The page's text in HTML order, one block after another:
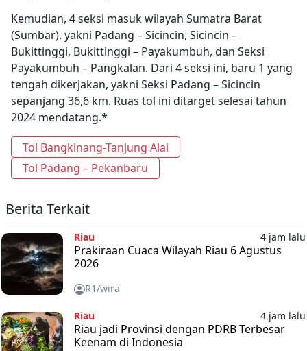
Kemudian, 4 seksi masuk wilayah Sumatra Barat
(Sumbar), yakni Padang – Sicincin, Sicincin –
Bukittinggi, Bukittinggi – Payakumbuh, dan Seksi
Payakumbuh – Pangkalan. Dari 4 seksi ini, baru 1 yang
tengah dikerjakan, yakni Seksi Padang – Sicincin
sepanjang 36,6 km. Ruas tol ini ditarget selesai tahun
2024 mendatang.*
Tol Bangkinang-Tanjung Alai
Tol Padang – Pekanbaru
Berita Terkait
Riau 4 jam lalu
Prakiraan Cuaca Wilayah Riau 6 Agustus
2026
R1/wira
Riau 4 jam lalu
Riau jadi Provinsi dengan PDRB Terbesar
Keenam di Indonesia